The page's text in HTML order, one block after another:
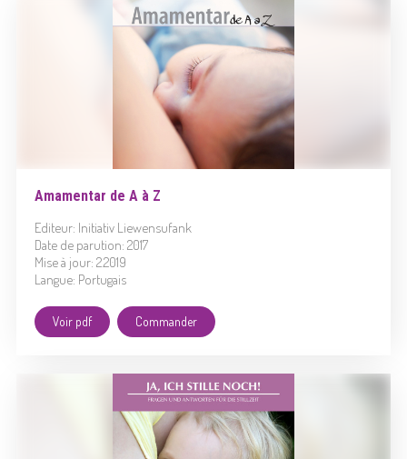
Amamentar de A à Z
Editeur: Initiativ Liewensufank
Date de parution: 2017
Mise à jour: 2.2019
Langue: Portugais
Voir pdf Commander